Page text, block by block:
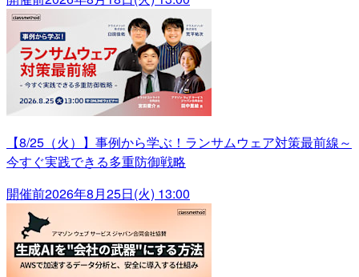
【8/25（火）】事例から学ぶ！ランサムウェア対策最前線～
今すぐ実践できる多重防御戦略
開催前2026年8月25日(火) 13:00